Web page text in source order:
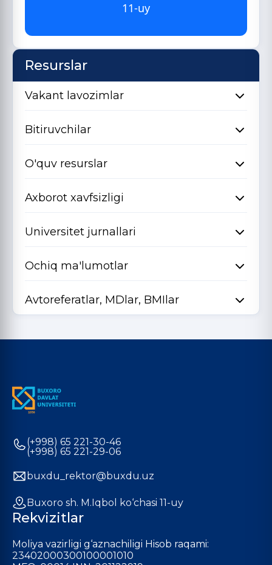
11-uy
Resurslar
Vakant lavozimlar
Bitiruvchilar
O'quv resurslar
Axborot xavfsizligi
Universitet jurnallari
Ochiq ma'lumotlar
Avtoreferatlar, MDlar, BMIlar
(+998) 65 221-30-46
(+998) 65 221-29-06
buxdu_rektor@buxdu.uz
Buxoro sh. M.Iqbol ko‘chasi 11-uy
Rekvizitlar
Moliya vazirligi g‘aznachiligi Hisob raqami:
23402000300100001010